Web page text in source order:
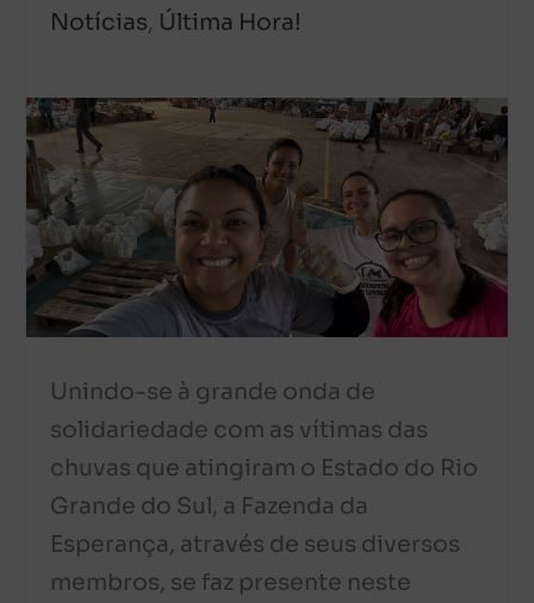
Notícias, Última Hora!
Unindo-se à grande onda de
solidariedade com as vítimas das
chuvas que atingiram o Estado do Rio
Grande do Sul, a Fazenda da
Esperança, através de seus diversos
membros, se faz presente neste